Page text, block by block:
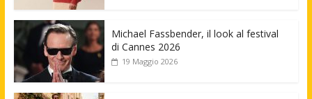
Michael Fassbender, il look al festival
di Cannes 2026
19 Maggio 2026